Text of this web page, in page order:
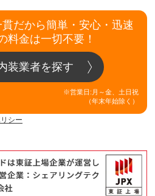
だから簡単・安心・迅速
料金は一切不要！
装業者を探す
※営業日:月～金、土日祝
（年末年始除く）
シー